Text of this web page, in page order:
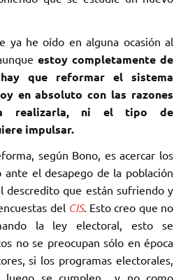
ya he oído en alguna ocasión al
estoy completamente de
que reformar el sistema
en absoluto con las razones
realizarla, ni el tipo de
impulsar.
según Bono, es acercar los
ante el desapego de la población
descredito que están sufriendo y
del CIS. Esto creo que no
la ley electoral, esto se
no se preocupan sólo en época
si los programas electorales,